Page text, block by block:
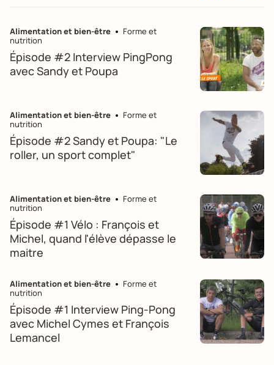
Alimentation et bien-être
Forme et
nutrition
Épisode #2 Interview PingPong
avec Sandy et Poupa
Alimentation et bien-être
Forme et
nutrition
Épisode #2 Sandy et Poupa: "Le
roller, un sport complet"
Alimentation et bien-être
Forme et
nutrition
Épisode #1 Vélo : François et
Michel, quand l'élève dépasse le
maitre
Alimentation et bien-être
Forme et
nutrition
Épisode #1 Interview Ping-Pong
avec Michel Cymes et François
Lemancel